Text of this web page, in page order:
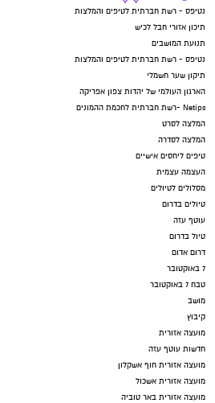
נטיפס - רשת חברתית לטיפים והמלצות
תיכון אזורי חבל לכיש
תנועת המושבים
נטיפס - רשת חברתית לטיפים והמלצות
תיקון שער חשמלי
הארגון העולמי של יהדות צפון אפריקה
Netips -רשת חברתית לחכמת ההמונים
המלצה לסרט
המלצה לסדרה
טיפים ליחסים אישיים
העצמה עצמית
מסלולים לטיולים
טיולים בדרום
עוטף עזה
טיול בדרום
דרום אדום
7 באוקטובר
טבח 7 באוקטובר
מושב
קיבוץ
מועצה אזורית
חדשות עוטף עזה
מועצה אזורית חוף אשקלון
מועצה אזורית אשכול
מועצה אזורית באר טוביה